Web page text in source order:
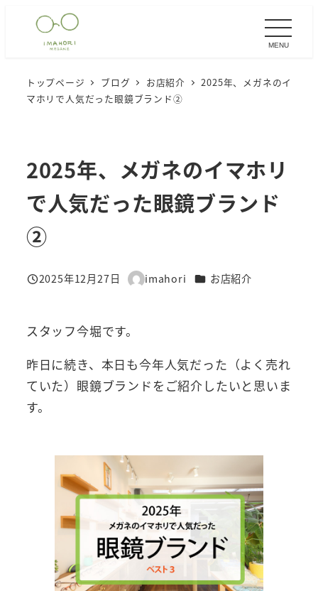
MENU
トップページ ブログ お店紹介
2025年、メガネのイ
マホリで人気だった眼鏡ブランド②
2025年、メガネのイマホリ
で人気だった眼鏡ブランド
②
投稿日
2025年12月27日
著
imahori カテゴリー
お店紹介
スタッフ今堀です。
昨日に続き、本日も今年人気だった（よく売れ
ていた）眼鏡ブランドをご紹介したいと思いま
す。